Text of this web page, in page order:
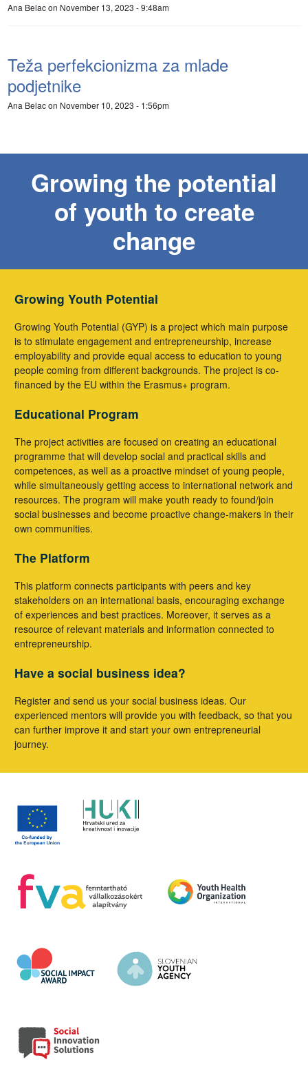
Ana Belacon November 13, 2023 - 9:48am
Teža perfekcionizma za mlade
podjetnike
Ana Belacon November 10, 2023 - 1:56pm
Growing the potential
of youth to create
change
Growing Youth Potential
Growing Youth Potential (GYP) is a project which main purpose
is to stimulate engagement and entrepreneurship, increase
employability and provide equal access to education to young
people coming from different backgrounds. The project is co-
financed by the EU within the Erasmus+ program.
Educational Program
The project activities are focused on creating an educational
programme that will develop social and practical skills and
competences, as well as a proactive mindset of young people,
while simultaneously getting access to international network and
resources. The program will make youth ready to found/join
social businesses and become proactive change-makers in their
own communities.
The Platform
This platform connects participants with peers and key
stakeholders on an international basis, encouraging exchange
of experiences and best practices. Moreover, it serves as a
resource of relevant materials and information connected to
entrepreneurship.
Have a social business idea?
Register and send us your social business ideas. Our
experienced mentors will provide you with feedback, so that you
can further improve it and start your own entrepreneurial
journey.